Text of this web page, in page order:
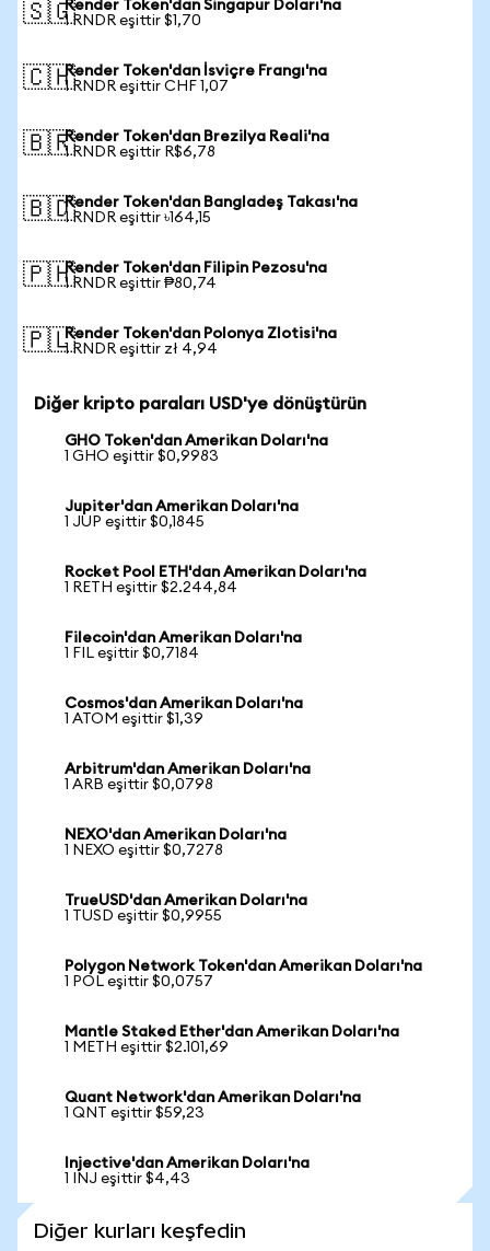
🇸🇬Render Token'dan Singapur Doları'na
1 RNDR eşittir $1,70
🇨🇭Render Token'dan İsviçre Frangı'na
1 RNDR eşittir CHF 1,07
🇧🇷Render Token'dan Brezilya Reali'na
1 RNDR eşittir R$6,78
🇧🇩Render Token'dan Bangladeş Takası'na
1 RNDR eşittir ৳164,15
🇵🇭Render Token'dan Filipin Pezosu'na
1 RNDR eşittir ₱80,74
🇵🇱Render Token'dan Polonya Zlotisi'na
1 RNDR eşittir zł 4,94
Diğer kripto paraları USD'ye dönüştürün
GHO Token'dan Amerikan Doları'na
1 GHO eşittir $0,9983
Jupiter'dan Amerikan Doları'na
1 JUP eşittir $0,1845
Rocket Pool ETH'dan Amerikan Doları'na
1 RETH eşittir $2.244,84
Filecoin'dan Amerikan Doları'na
1 FIL eşittir $0,7184
Cosmos'dan Amerikan Doları'na
1 ATOM eşittir $1,39
Arbitrum'dan Amerikan Doları'na
1 ARB eşittir $0,0798
NEXO'dan Amerikan Doları'na
1 NEXO eşittir $0,7278
TrueUSD'dan Amerikan Doları'na
1 TUSD eşittir $0,9955
Polygon Network Token'dan Amerikan Doları'na
1 POL eşittir $0,0757
Mantle Staked Ether'dan Amerikan Doları'na
1 METH eşittir $2.101,69
Quant Network'dan Amerikan Doları'na
1 QNT eşittir $59,23
Injective'dan Amerikan Doları'na
1 INJ eşittir $4,43
Diğer kurları keşfedin